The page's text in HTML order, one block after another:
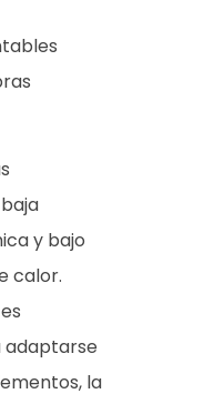
y bajo
calor.
adaptarse
la